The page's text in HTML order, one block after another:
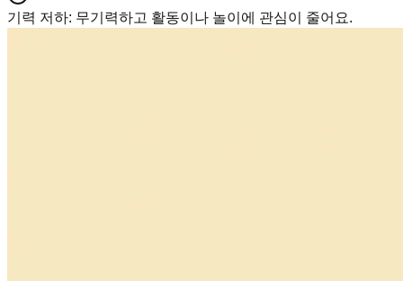
기력 저하: 무기력하고 활동이나 놀이에 관심이 줄어요.